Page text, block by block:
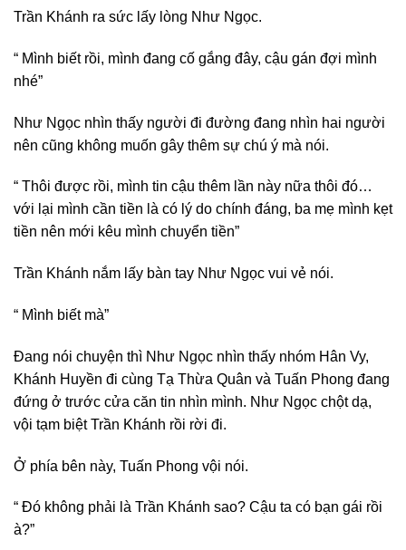
Trần Khánh ra sức lấy lòng Như Ngọc.
“ Mình biết rồi, mình đang cố gắng đây, cậu gán đợi mình
nhé”
Như Ngọc nhìn thấy người đi đường đang nhìn hai người
nên cũng không muốn gây thêm sự chú ý mà nói.
“ Thôi được rồi, mình tin cậu thêm lần này nữa thôi đó…
với lại mình cần tiền là có lý do chính đáng, ba mẹ mình kẹt
tiền nên mới kêu mình chuyển tiền”
Trần Khánh nắm lấy bàn tay Như Ngọc vui vẻ nói.
“ Mình biết mà”
Đang nói chuyện thì Như Ngọc nhìn thấy nhóm Hân Vy,
Khánh Huyền đi cùng Tạ Thừa Quân và Tuấn Phong đang
đứng ở trước cửa căn tin nhìn mình. Như Ngọc chột dạ,
vội tạm biệt Trần Khánh rồi rời đi.
Ở phía bên này, Tuấn Phong vội nói.
“ Đó không phải là Trần Khánh sao? Cậu ta có bạn gái rồi
à?”